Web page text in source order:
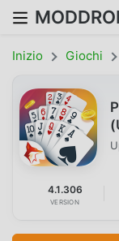
Inizio Giochi
4.1.306
VERSION